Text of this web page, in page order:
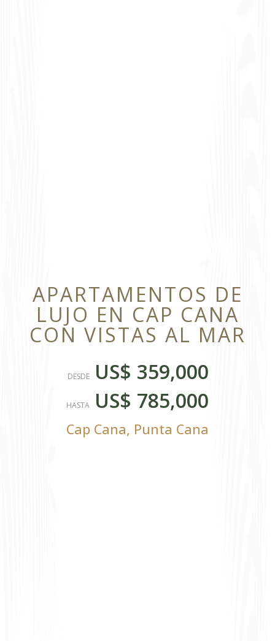
APARTAMENTOS DE
LUJO EN CAP CANA
CON VISTAS AL MAR
DESDE US$ 359,000
HASTA US$ 785,000
Cap Cana, Punta Cana